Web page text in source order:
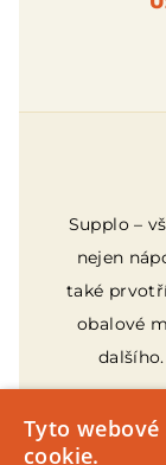
Supplo –
nejen
také
obalové
Tyto
cookie.